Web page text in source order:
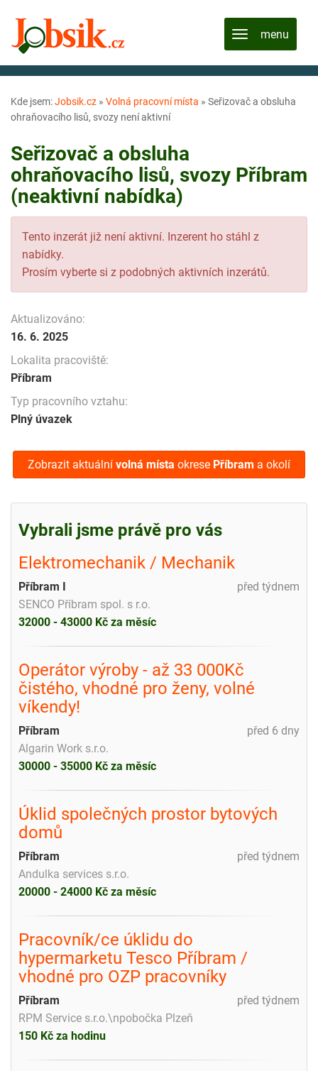
Kde jsem:Jobsik.cz » Volná pracovní místa » Seřizovač a obsluha
ohraňovacího lisů, svozy není aktivní
Seřizovač a obsluha
ohraňovacího lisů, svozy Příbram
(neaktivní nabídka)
Tento inzerát již není aktivní. Inzerent ho stáhl z
nabídky.
Prosím vyberte si z podobných aktivních inzerátů.
Aktualizováno:
16. 6. 2025
Lokalita pracoviště:
Příbram
Typ pracovního vztahu:
Plný úvazek
Zobrazit aktuální volná místa okrese Příbram a okolí
Vybrali jsme právě pro vás
Elektromechanik / Mechanik
před týdnem
Příbram I
SENCO Příbram spol. s r.o.
32000 - 43000 Kč za měsíc
Operátor výroby - až 33 000Kč
čistého, vhodné pro ženy, volné
víkendy!
před 6 dny
Příbram
Algarin Work s.r.o.
30000 - 35000 Kč za měsíc
Úklid společných prostor bytových
domů
před týdnem
Příbram
Andulka services s.r.o.
20000 - 24000 Kč za měsíc
Pracovník/ce úklidu do
hypermarketu Tesco Příbram /
vhodné pro OZP pracovníky
před týdnem
Příbram
RPM Service s.r.o.\npobočka Plzeň
150 Kč za hodinu